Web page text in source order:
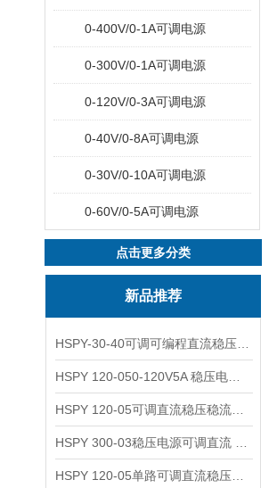
0-400V/0-1A可调电源
0-300V/0-1A可调电源
0-120V/0-3A可调电源
0-40V/0-8A可调电源
0-30V/0-10A可调电源
0-60V/0-5A可调电源
点击更多分类
新品推荐